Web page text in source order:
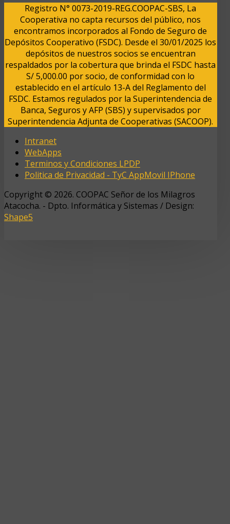
Registro N° 0073-2019-REG.COOPAC-SBS, La
Cooperativa no capta recursos del público, nos
encontramos incorporados al Fondo de Seguro de
Depósitos Cooperativo (FSDC). Desde el 30/01/2025 los
depósitos de nuestros socios se encuentran
respaldados por la cobertura que brinda el FSDC hasta
S/ 5,000.00 por socio, de conformidad con lo
establecido en el artículo 13-A del Reglamento del
FSDC. Estamos regulados por la Superintendencia de
Banca, Seguros y AFP (SBS) y supervisados por
Superintendencia Adjunta de Cooperativas (SACOOP).
Intranet
WebApps
Terminos y Condiciones LPDP
Politica de Privacidad - TyC AppMovil IPhone
Copyright © 2026. COOPAC Señor de los Milagros
Atacocha. - Dpto. Informática y Sistemas / Design:
Shape5